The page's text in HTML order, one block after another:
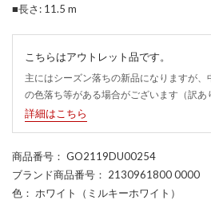
■長さ: 11.5 m
こちらはアウトレット品です。
主にはシーズン落ちの新品になりますが
の色落ち等がある場合がございます（訳あ
詳細はこちら
商品番号 ： GO2119DU00254
ブランド商品番号 ： 2130961800 0000
色 ： ホワイト（ミルキーホワイト）